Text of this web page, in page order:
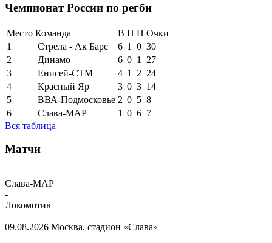
Чемпионат России по регби
Место Команда В Н П Очки
1
Стрела - Ак Барс 6 1 0 30
2
Динамо 6 0 1
27
3
Енисей-СТМ 4 1 2 24
4
Красный Яр 3 0 3 14
5
ВВА-Подмосковье 2 0 5 8
6
Слава-МАР 1 0 6 7
Вся таблица
Матчи
Слава-МАР
-
Локомотив
09.08.2026 Москва, стадион «Слава»